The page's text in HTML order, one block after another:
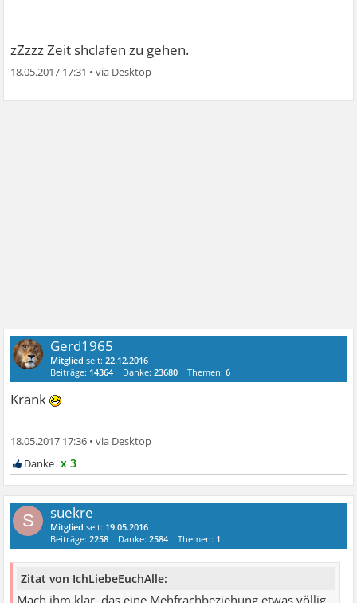
zZzzz Zeit shclafen zu gehen.
18.05.2017 17:31 •
Gerd1965
Mitglied seit:22.12.2016
Beiträge: 14364 Danke:23680 Themen:6
Krank
18.05.2017 17:36 •
x 3
S suekre
Mitglied seit: 19.05.2016
Beiträge:2258 Danke:2584 Themen: 1
Zitat von IchLiebeEuchAlle: